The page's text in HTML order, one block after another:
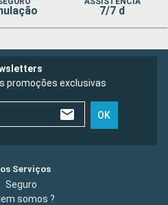
7/7 d
promoções exclusivas
OK
Serviços
Seguro
somos ?